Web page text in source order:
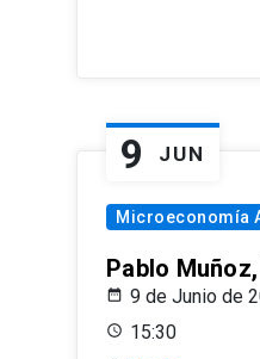
9 JUN
Microeconomía
Pablo Muñoz,
9 de Junio de
15:30